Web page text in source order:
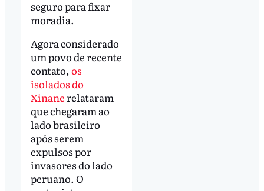
seguro para fixar
moradia.
Agora considerado
um povo de recente
contato, os
isolados do
Xinane relataram
que chegaram ao
lado brasileiro
após serem
expulsos por
invasores do lado
peruano. O